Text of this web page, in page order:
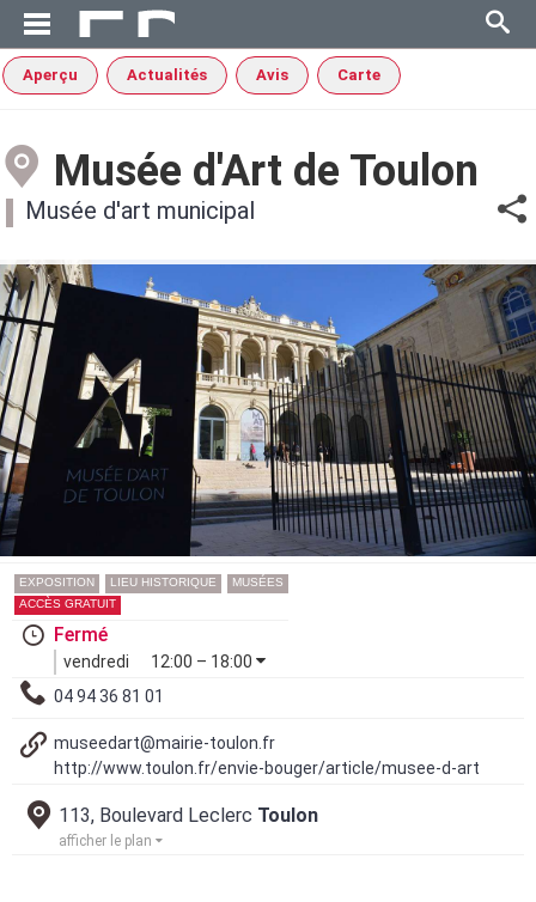
Aperçu Actualités Avis Carte
Musée d'Art de Toulon
Musée d'art municipal
EXPOSITION LIEU HISTORIQUE
MUSÉES
ACCÈS GRATUIT
Fermé
vendredi
12:00 – 18:00
04 94 36 81 01
museedart@mairie-toulon.fr
http://www.toulon.fr/envie-bouger/article/musee-d-art
113, Boulevard Leclerc Toulon
afficher le plan